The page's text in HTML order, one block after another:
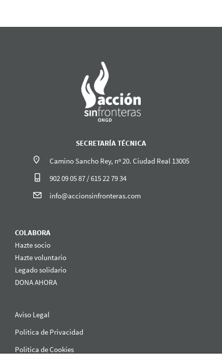
SECRETARÍA TÉCNICA
Camino Sancho Rey, nº 20. Ciudad Real 13005
902 09 05 87 / 615 22 79 34
info@accionsinfronteras.com
COLABORA
Hazte socio
Hazte voluntario
Legado solidario
DONA AHORA
Aviso Legal
Política de Privacidad
Política de Cookies